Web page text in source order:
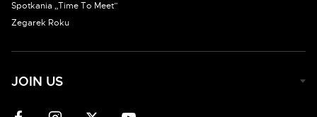
Spotkania „Time To Meet”
Zegarek Roku
JOIN US